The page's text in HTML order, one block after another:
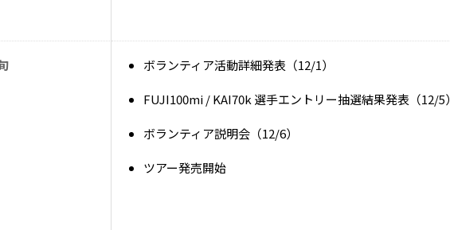
ボランティア活動詳細発表（12/1）
FUJI100mi / KAI70k 選手エントリー抽選結果発表（12/5）
ボランティア説明会（12/6）
ツアー発売開始